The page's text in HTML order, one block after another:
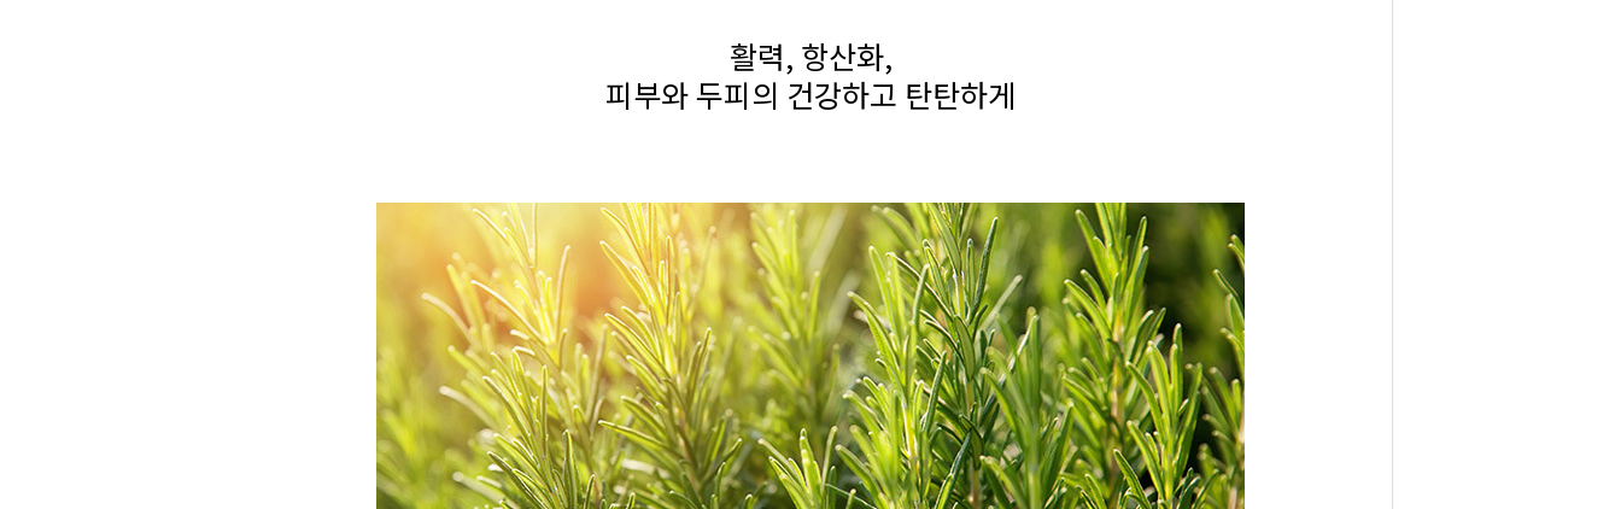
활력, 항산화,
피부와 두피의 건강하고 탄탄하게